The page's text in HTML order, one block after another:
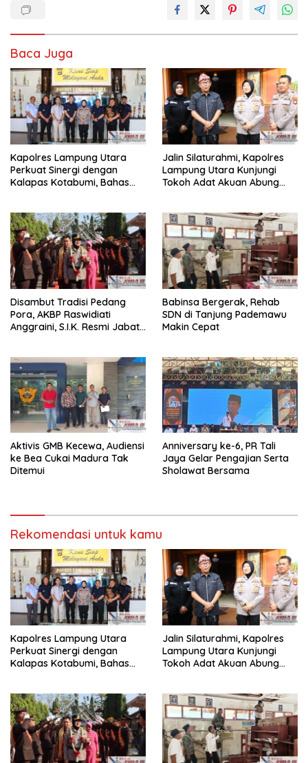
Baca Juga
Kapolres Lampung Utara
Perkuat Sinergi dengan
Kalapas Kotabumi, Bahas
Jalin Silaturahmi, Kapolres
Lampung Utara Kunjungi
Tokoh Adat Akuan Abung
Disambut Tradisi Pedang
Pora, AKBP Raswidiati
Anggraini, S.I.K. Resmi Jabat
Babinsa Bergerak, Rehab
SDN di Tanjung Pademawu
Makin Cepat
Aktivis GMB Kecewa, Audiensi
ke Bea Cukai Madura Tak
Ditemui
Anniversary ke-6, PR Tali
Jaya Gelar Pengajian Serta
Sholawat Bersama
Rekomendasi untuk kamu
Kapolres Lampung Utara
Perkuat Sinergi dengan
Kalapas Kotabumi, Bahas
Jalin Silaturahmi, Kapolres
Lampung Utara Kunjungi
Tokoh Adat Akuan Abung